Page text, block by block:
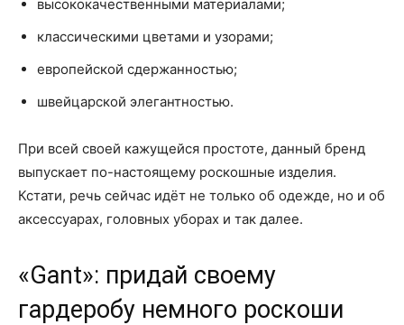
высококачественными материалами;
классическими цветами и узорами;
европейской сдержанностью;
швейцарской элегантностью.
При всей своей кажущейся простоте, данный бренд
выпускает по-настоящему роскошные изделия.
Кстати, речь сейчас идёт не только об одежде, но и об
аксессуарах, головных уборах и так далее.
«Gant»: придай своему
гардеробу немного роскоши